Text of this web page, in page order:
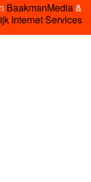
BaakmanMedia&
Internet Services